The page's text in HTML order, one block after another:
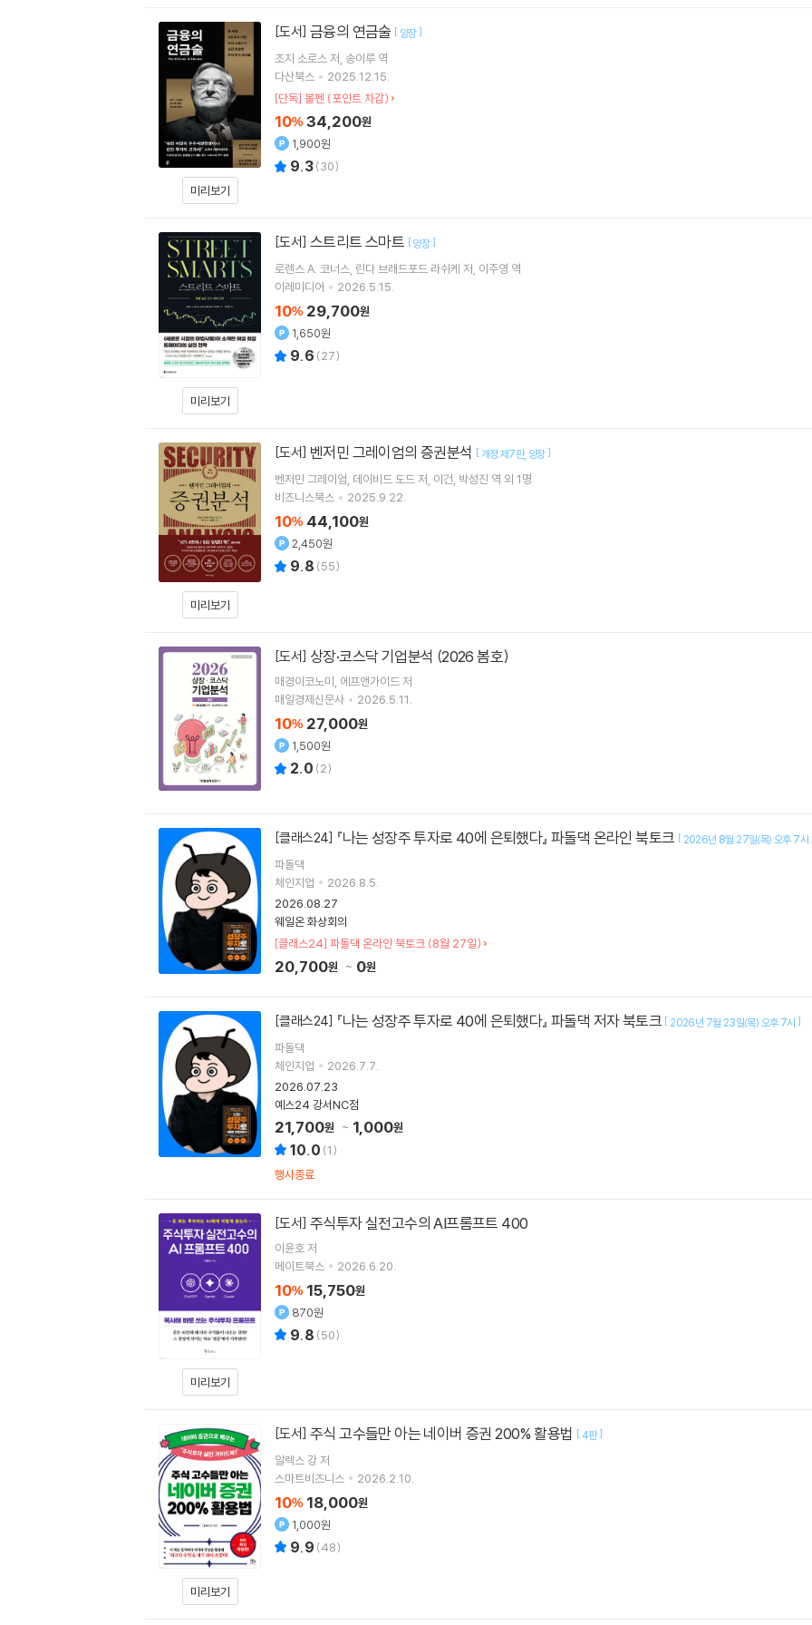
미리보기
[도서] 금융의 연금술 [ 양장]
조지 소로스저 송이루 역
다산북스
2025.12.15.
[단독] 볼펜 (포인트 차감)
10% 34,200원
1,900원
9.3(30)
미리보기
[도서] 스트리트 스마트 [양장]
로렌스 A. 코너스 린다 브래드포드 라쉬케 저 이주영 역
이레미디어
2026.5.15.
10% 29,700원
1,650원
9.6 (27)
미리보기
[도서] 벤저민 그레이엄의 증권분석 [개정 제7판 양장]
벤저민 그레이엄 데이비드 도드저 이건 박성진 역 외 1명
비즈니스북스
2025.9.22.
10% 44,100원
2,450원
9.8 (55)
[도서] 상장·코스닥 기업분석 (2026 봄호)
매경이코노미 에프앤가이드저
매일경제신문사
2026.5.11.
10% 27,000원
1,500원
2.0 (2)
[클래스24] 『나는 성장주 투자로 40에 은퇴했다』 파돌댁 온라인 북토크 [ 2026년 8월 27일(목) 오후 7
파돌댁
체인지업
2026.8.5.
2026.08.27
웨일온 화상회의
[클래스24] 파돌댁 온라인 북토크 (8월 27일)
20,700원 0원
[클래스24] 『나는 성장주 투자로 40에 은퇴했다』 파돌댁 저자 북토크 [ 2026년 7월 23일(목) 오후 7시 ]
파돌댁
체인지업
2026.7.7.
2026.07.23
예스24 강서NC점
21,700원 1,000원
10.0 (1)
행사종료
미리보기
[도서] 주식투자 실전고수의 AI프롬프트 400
이윤호저
메이트북스
2026.6.20.
10% 15,750원
870원
9.8 (50)
미리보기
[도서] 주식 고수들만 아는 네이버 증권 200% 활용법 [ 4판]
알렉스 강저
스마트비즈니스
2026.2.10.
10% 18,000원
1,000원
9.9 (48)